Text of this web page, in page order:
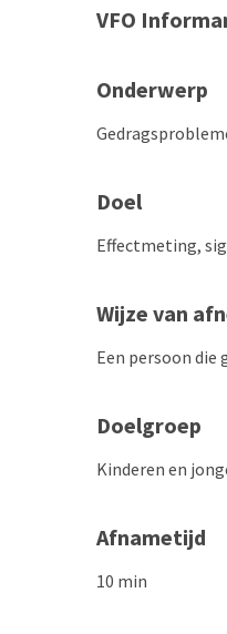
VFO
Onderwerp
Doel
Effectmeting,
Wijze van
Een persoon die
Doelgroep
Kinderen en
Afnametijd
10 min